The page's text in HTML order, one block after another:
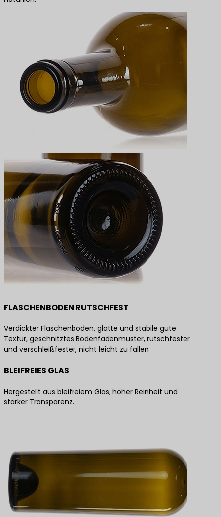
FLASCHENBODEN RUTSCHFEST
Verdickter Flaschenboden, glatte und stabile gute
Textur, geschnitztes Bodenfadenmuster, rutschfester
und verschleißfester, nicht leicht zu fallen
BLEIFREIES GLAS
Hergestellt aus bleifreiem Glas, hoher Reinheit und
starker Transparenz.